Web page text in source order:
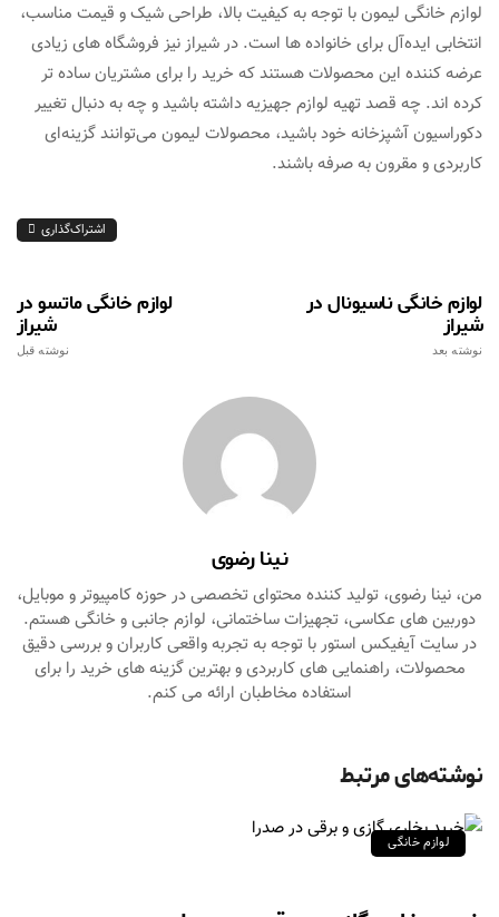
لوازم خانگی لیمون با توجه به کیفیت بالا، طراحی شیک و قیمت مناسب،
انتخابی ایده‌آل برای خانواده‌ ها است. در شیراز نیز فروشگاه‌ های زیادی
عرضه‌ کننده این محصولات هستند که خرید را برای مشتریان ساده‌ تر
کرده‌ اند. چه قصد تهیه لوازم جهیزیه داشته باشید و چه به دنبال تغییر
دکوراسیون آشپزخانه خود باشید، محصولات لیمون می‌توانند گزینه‌ای
کاربردی و مقرون‌ به‌ صرفه باشند.
اشتراک‌گذاری
لوازم خانگی ماتسو در
شیراز
نوشته قبل
لوازم خانگی ناسیونال در
شیراز
نوشته بعد
نینا رضوی
من، نینا رضوی، تولید کننده محتوای تخصصی در حوزه کامپیوتر و موبایل،
دوربین‌ های عکاسی، تجهیزات ساختمانی، لوازم جانبی و خانگی هستم.
در سایت آیفیکس استور با توجه به تجربه واقعی کاربران و بررسی دقیق
محصولات، راهنمایی‌ های کاربردی و بهترین گزینه‌ های خرید را برای
استفاده مخاطبان ارائه می‌ کنم.
نوشته‌های مرتبط
لوازم خانگی